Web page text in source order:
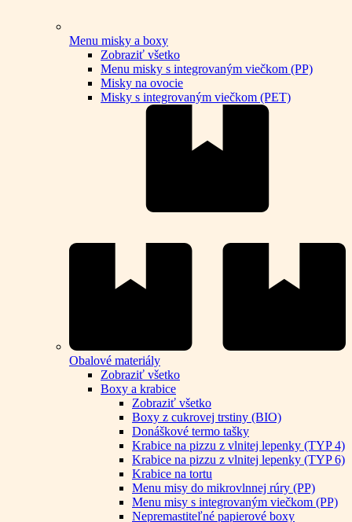
Menu misky a boxy
Zobraziť všetko
Menu misky s integrovaným viečkom (PP)
Misky na ovocie
Misky s integrovaným viečkom (PET)
Obalové materiály
Zobraziť všetko
Boxy a krabice
Zobraziť všetko
Boxy z cukrovej trstiny (BIO)
Donáškové termo tašky
Krabice na pizzu z vlnitej lepenky (TYP 4)
Krabice na pizzu z vlnitej lepenky (TYP 6)
Krabice na tortu
Menu misy do mikrovlnnej rúry (PP)
Menu misy s integrovaným viečkom (PP)
Nepremastiteľné papierové boxy